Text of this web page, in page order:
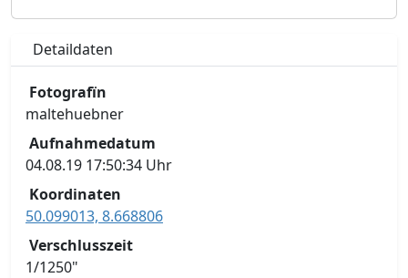
Detaildaten
Fotografïn
maltehuebner
Aufnahmedatum
04.08.19 17:50:34 Uhr
Koordinaten
50.099013, 8.668806
Verschlusszeit
1/1250"